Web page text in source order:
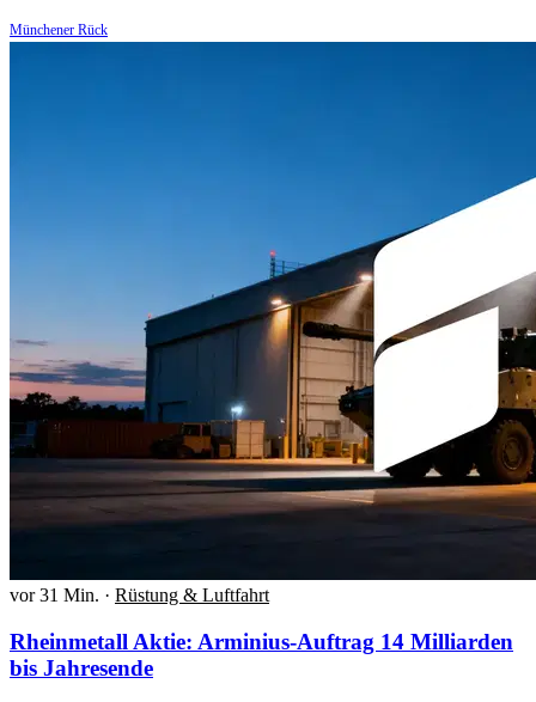
Münchener Rück
vor 31 Min. · Rüstung & Luftfahrt
Rheinmetall Aktie: Arminius-Auftrag 14 Milliarden
bis Jahresende